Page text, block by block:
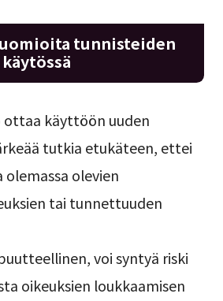
tunnisteiden
ottaa käyttöön uuden
tutkia etukäteen, ettei
olemassa olevien
tai tunnettuuden
voi syntyä riski
oikeuksien loukkaamisen